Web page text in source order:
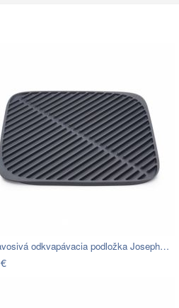
odkvapávacia podložka Joseph…